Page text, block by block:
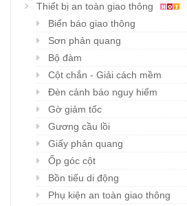
Thiết bị an toàn giao thông
Biển báo giao thông
Sơn phản quang
Bộ đàm
Cột chắn - Giải cách mềm
Đèn cảnh báo nguy hiểm
Gờ giảm tốc
Gương cầu lồi
Giấy phản quang
Ốp góc cột
Bồn tiểu di động
Phụ kiện an toàn giao thông